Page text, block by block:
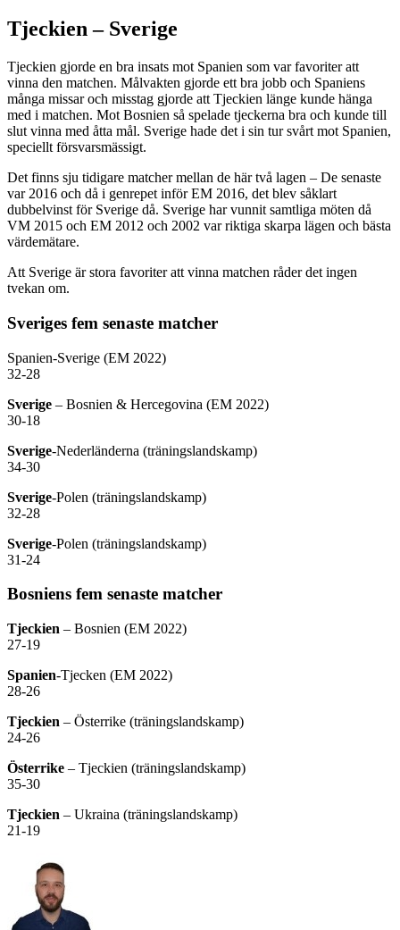
Tjeckien – Sverige
Tjeckien gjorde en bra insats mot Spanien som var favoriter att
vinna den matchen. Målvakten gjorde ett bra jobb och Spaniens
många missar och misstag gjorde att Tjeckien länge kunde hänga
med i matchen. Mot Bosnien så spelade tjeckerna bra och kunde till
slut vinna med åtta mål. Sverige hade det i sin tur svårt mot Spanien,
speciellt försvarsmässigt.
Det finns sju tidigare matcher mellan de här två lagen – De senaste
var 2016 och då i genrepet inför EM 2016, det blev såklart
dubbelvinst för Sverige då. Sverige har vunnit samtliga möten då
VM 2015 och EM 2012 och 2002 var riktiga skarpa lägen och bästa
värdemätare.
Att Sverige är stora favoriter att vinna matchen råder det ingen
tvekan om.
Sveriges fem senaste matcher
Spanien-Sverige (EM 2022)
32-28
Sverige – Bosnien & Hercegovina (EM 2022)
30-18
Sverige-Nederländerna (träningslandskamp)
34-30
Sverige-Polen (träningslandskamp)
32-28
Sverige-Polen (träningslandskamp)
31-24
Bosniens fem senaste matcher
Tjeckien – Bosnien (EM 2022)
27-19
Spanien-Tjecken (EM 2022)
28-26
Tjeckien – Österrike (träningslandskamp)
24-26
Österrike – Tjeckien (träningslandskamp)
35-30
Tjeckien – Ukraina (träningslandskamp)
21-19